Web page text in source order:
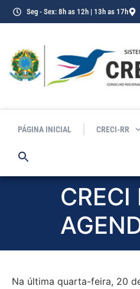
conteúdoSeg - Sex: 8h as 12h | 13h as 17h
PÁGINA INICIAL CRECI-RR
Na última quarta-feira, 20